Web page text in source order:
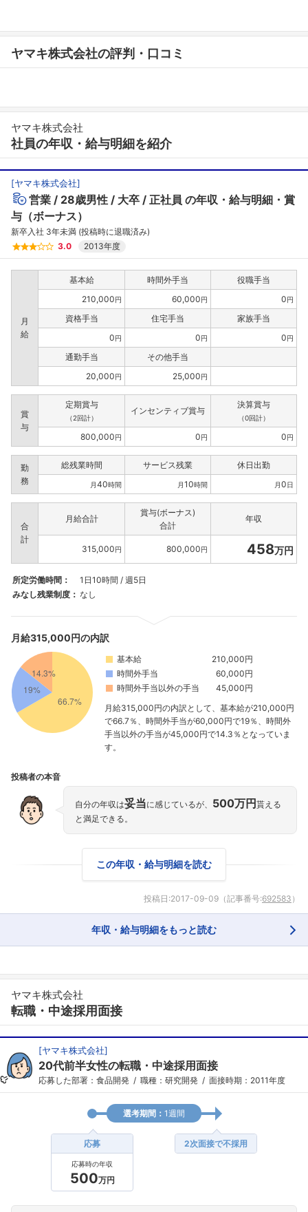
ヤマキ株式会社の評判・口コミ
ヤマキ株式会社
社員の年収・給与明細を紹介
[ヤマキ株式会社]
営業 28歳男性 大卒 正社員 の年収・給与明細・賞
与（ボーナス）
新卒入社 3年未満 (投稿時に退職済み)
3.0
2013年度
月
給
基本給 時間外手当
役職手当
210,000円 60,000円 0円
資格手当 住宅手当
家族手当
0円 0円 0円
通勤手当
その他手当
20,000円 25,000円
賞
与
定期賞与
（2回計）
インセンティブ賞与
決算賞与
（0回計）
800,000円 0円 0円
勤
務
総残業時間 サービス残業 休日出勤
月40時間 月10時間 月0日
合
計
月給合計
賞与(ボーナス)
合計
年収
315,000円 800,000円 458万円
所定労働時間：
1日10時間 / 週5日
みなし残業制度： なし
月給315,000円の内訳
基本給
210,000円
時間外手当
60,000円
時間外手当以外の手当
45,000円
月給315,000円の内訳として、基本給が210,000円
で66.7％、時間外手当が60,000円で19％、時間外
手当以外の手当が45,000円で14.3％となっていま
す。
投稿者の本音
自分の年収は妥当に感じているが、 500万円 貰える
と満足できる。
この年収・給与明細を読む
投稿日:2017-09-09 （記事番号:692583 ）
年収・給与明細をもっと読む
ヤマキ株式会社
転職・中途採用面接
[ヤマキ株式会社]
20代前半女性の転職・中途採用面接
応募した部署：食品開発 職種：研究開発 面接時期：2011年度
選考期間： 1週間
応募
応募時の年収
500万円
2次面接で不採用